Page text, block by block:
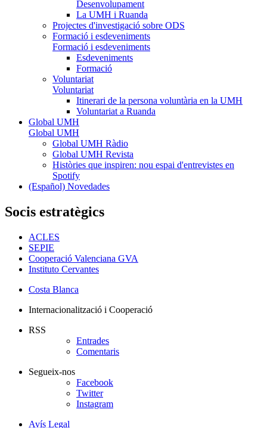
Desenvolupament
La UMH i Ruanda
Projectes d'investigació sobre ODS
Formació i esdeveniments
Formació i esdeveniments
Esdeveniments
Formació
Voluntariat
Voluntariat
Itinerari de la persona voluntària en la UMH
Voluntariat a Ruanda
Global UMH
Global UMH
Global UMH Ràdio
Global UMH Revista
Històries que inspiren: nou espai d'entrevistes en
Spotify
(Español) Novedades
Socis estratègics
ACLES
SEPIE
Cooperació Valenciana GVA
Instituto Cervantes
Costa Blanca
Internacionalització i Cooperació
RSS
Entrades
Comentaris
Segueix-nos
Facebook
Twitter
Instagram
Avís Legal